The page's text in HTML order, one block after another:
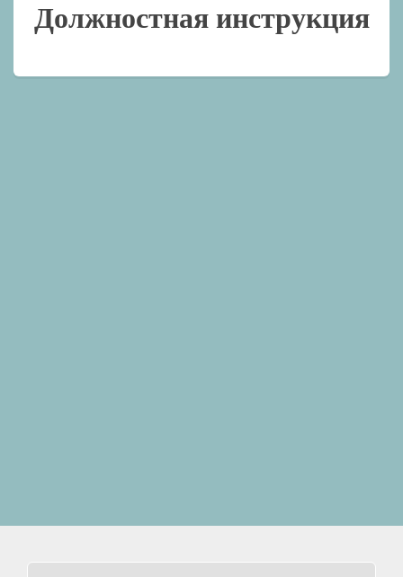
Должностная инструкция